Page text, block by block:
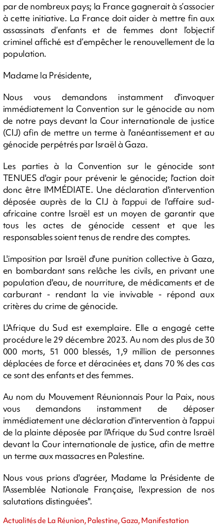
par de nombreux pays; la France gagnerait à s’associer
à cette initiative. La France doit aider à mettre fin aux
assassinats d’enfants et de femmes dont l’objectif
criminel affiché est d’empêcher le renouvellement de la
population.
Madame la Présidente,
Nous vous demandons instamment d'invoquer
immédiatement la Convention sur le génocide au nom
de notre pays devant la Cour internationale de justice
(CIJ) afin de mettre un terme à l'anéantissement et au
génocide perpétrés par Israël à Gaza.
Les parties à la Convention sur le génocide sont
TENUES d'agir pour prévenir le génocide; l'action doit
donc être IMMÉDIATE. Une déclaration d'intervention
déposée auprès de la CIJ à l'appui de l'affaire sud-
africaine contre Israël est un moyen de garantir que
tous les actes de génocide cessent et que les
responsables soient tenus de rendre des comptes.
L'imposition par Israël d'une punition collective à Gaza,
en bombardant sans relâche les civils, en privant une
population d'eau, de nourriture, de médicaments et de
carburant - rendant la vie invivable - répond aux
critères du crime de génocide.
L'Afrique du Sud est exemplaire. Elle a engagé cette
procédure le 29 décembre 2023. Au nom des plus de 30
000 morts, 51 000 blessés, 1,9 million de personnes
déplacées de force et déracinées et, dans 70 % des cas
ce sont des enfants et des femmes.
Au nom du Mouvement Réunionnais Pour la Paix, nous
vous demandons instamment de déposer
immédiatement une déclaration d'intervention à l'appui
de la plainte déposée par l'Afrique du Sud contre Israël
devant la Cour internationale de justice, afin de mettre
un terme aux massacres en Palestine.
Nous vous prions d'agréer, Madame la Présidente de
l’Assemblée Nationale Française, l'expression de nos
salutations distinguées".
Actualités de La Réunion, Palestine, Gaza, Manifestation